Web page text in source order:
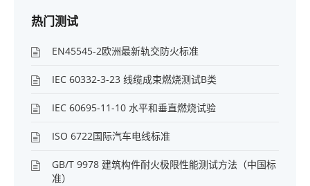
热门测试
EN45545-2欧洲最新轨交防火标准
IEC 60332-3-23 线缆成束燃烧测试B类
IEC 60695-11-10 水平和垂直燃烧试验
ISO 6722国际汽车电线标准
GB/T 9978 建筑构件耐火极限性能测试方法（中国标
准）